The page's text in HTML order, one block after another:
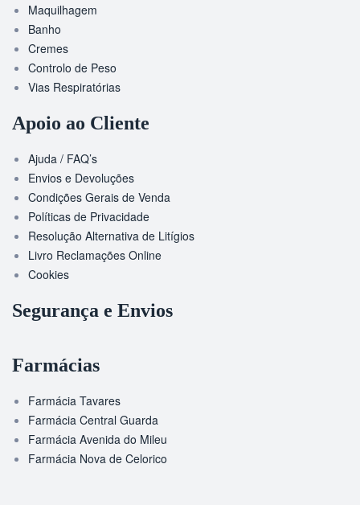
Maquilhagem
Banho
Cremes
Controlo de Peso
Vias Respiratórias
Apoio ao Cliente
Ajuda / FAQ’s
Envios e Devoluções
Condições Gerais de Venda
Políticas de Privacidade
Resolução Alternativa de Litígios
Livro Reclamações Online
Cookies
Segurança e Envios
Farmácias
Farmácia Tavares
Farmácia Central Guarda
Farmácia Avenida do Mileu
Farmácia Nova de Celorico